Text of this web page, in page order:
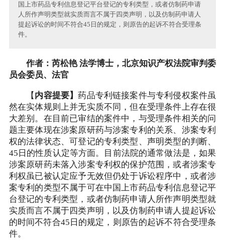
国上市药品专利信息登记平台登记的专利类型，或者仿制药申请
人所作声明类型就实质而言不属于四类声明，以及仿制药申请人
提起诉讼的时间不符合45日的规定，则原告的起诉不符合受理条
件。
作者：芮松艳 法学博士，北京知识产权法院审判委
员会委员、法官
【 内容提要】药品专利链接案件与专利侵权案件虽
然在实体规则上并无实质不同，但在受理条件上存在很
大差别。在目前已审结的案件中，与受理条件相关的问
题主要体现在涉案原研药与涉案专利的关系、涉案专利
权的法律状态、可登记的专利类型、声明类型的判断、
45日的性质认定等方面。目前法院的通常做法是，如果
涉案原研药未落入涉案专利权的保护范围，或者涉案专
利权虽已被认定应予无效但仍处于诉讼程序中，或者涉
案专利的类型不属于可在中国上市药品专利信息登记平
台登记的专利类型，或者仿制药申请人所作声明类型就
实质而言不属于四类声明，以及仿制药申请人提起诉讼
的时间不符合45日的规定，则原告的起诉不符合受理条
件。